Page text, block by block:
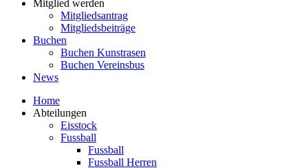
Mitglied werden
Mitgliedsantrag
Mitgliedsbeiträge
Buchen
Buchen Kunstrasen
Buchen Vereinsbus
News
Home
Abteilungen
Eisstock
Fussball
Fussball
Fussball Herren